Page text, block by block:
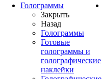
Голограммы
Закрыть
Назад
Голограммы
Готовые
голограммы и
голографические
наклейки